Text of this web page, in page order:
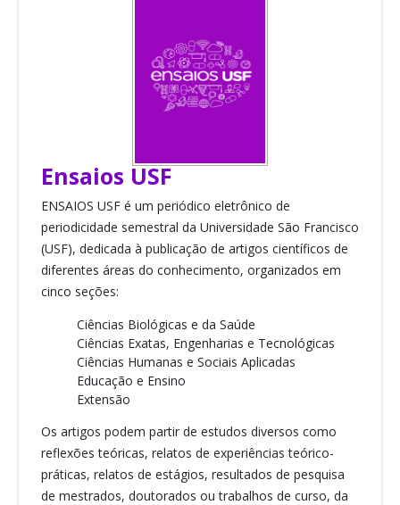
Ensaios USF
ENSAIOS USF é um periódico eletrônico de
periodicidade semestral da Universidade São Francisco
(USF), dedicada à publicação de artigos científicos de
diferentes áreas do conhecimento, organizados em
cinco seções:
Ciências Biológicas e da Saúde
Ciências Exatas, Engenharias e Tecnológicas
Ciências Humanas e Sociais Aplicadas
Educação e Ensino
Extensão
Os artigos podem partir de estudos diversos como
reflexões teóricas, relatos de experiências teórico-
práticas, relatos de estágios, resultados de pesquisa
de mestrados, doutorados ou trabalhos de curso, da